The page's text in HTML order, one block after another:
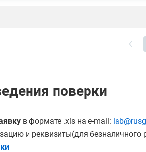
поверки
в формате .xls на e-mail:
и реквизиты(для безналичного